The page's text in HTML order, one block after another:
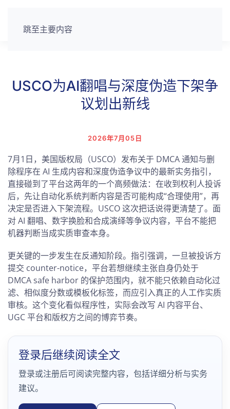
跳至主要内容
USCO为AI翻唱与深度伪造下架争
议划出新线
2026年7月05日
7月1日，美国版权局（USCO）发布关于 DMCA 通知与删
除程序在 AI 生成内容和深度伪造争议中的最新实务指引，
直接碰到了平台这两年的一个高频做法：在收到权利人投诉
后，先让自动化系统判断内容是否可能构成“合理使用”，再
决定是否进入下架流程。USCO 这次把话说得更清楚了。面
对 AI 翻唱、数字换脸和合成演绎等争议内容，平台不能把
机器判断当成实质审查本身。
更关键的一步发生在反通知阶段。指引强调，一旦被投诉方
提交 counter-notice，平台若想继续主张自身仍处于
DMCA safe harbor 的保护范围内，就不能只依赖自动化过
滤、相似度分数或模板化标签，而应引入真正的人工作实质
审核。这个变化看似程序性，实际会改写 AI 内容平台、
UGC 平台和版权方之间的博弈节奏。
登录后继续阅读全文
登录或注册后可阅读完整内容，包括详细分析与实务
建议。